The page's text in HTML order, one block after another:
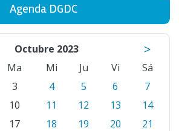
Agenda DGDC
Octubre 2023 >
Ma Mi Ju Vi
Sá
3 4 5 6
7
10 11 12 13
14
17 18 19 20
21